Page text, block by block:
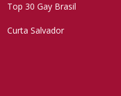
Top 30 Gay Brasil
Curta Salvador